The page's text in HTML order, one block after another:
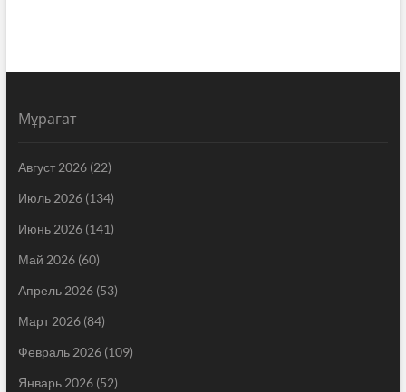
Мұрағат
Август 2026(22)
Июль 2026(134)
Июнь 2026(141)
Май 2026(60)
Апрель 2026(53)
Март 2026(84)
Февраль 2026(109)
Январь 2026(52)